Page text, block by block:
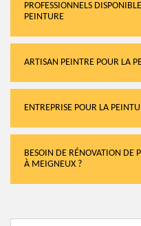
PROFESSIONNELS
PEINTURE
ARTISAN PEINTRE POUR LA
ENTREPRISE POUR LA
BESOIN DE RÉNOVATION DE
À MEIGNEUX ?